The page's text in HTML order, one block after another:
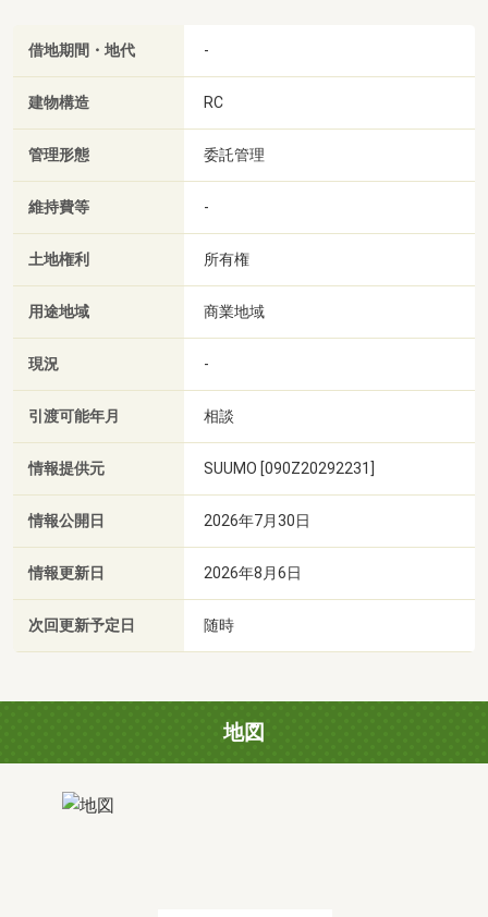
借地期間・地代 -
建物構造 RC
管理形態 委託管理
維持費等 -
土地権利 所有権
用途地域 商業地域
現況 -
引渡可能年月 相談
情報提供元 SUUMO [090Z20292231]
情報公開日 2026年7月30日
情報更新日 2026年8月6日
次回更新予定日 随時
地図